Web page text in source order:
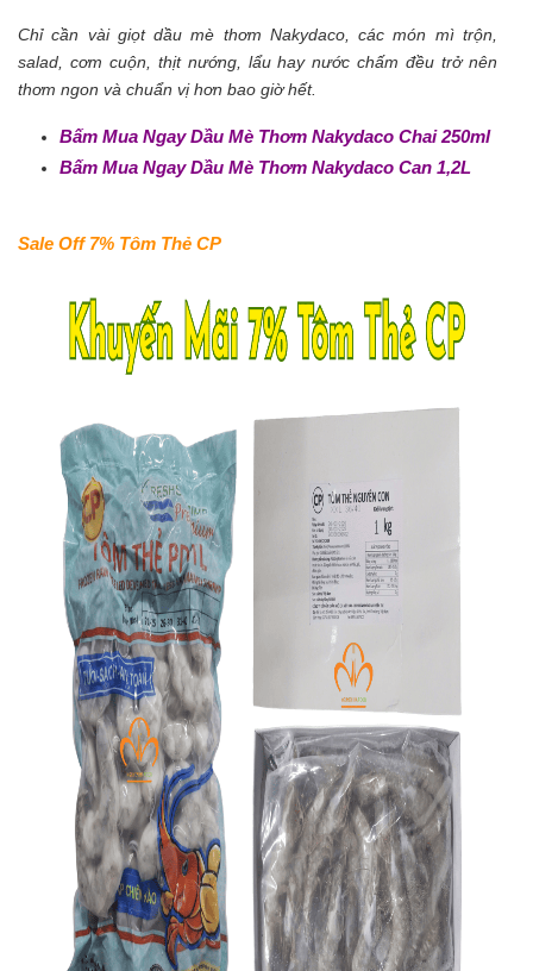
Chỉ cần vài giọt dầu mè thơm Nakydaco, các món mì trộn,
salad, cơm cuộn, thịt nướng, lẩu hay nước chấm đều trở nên
thơm ngon và chuẩn vị hơn bao giờ hết.
Bấm Mua Ngay Dầu Mè Thơm Nakydaco Chai 250ml
Bấm Mua Ngay Dầu Mè Thơm Nakydaco Can 1,2L
Sale Off 7% Tôm Thẻ CP